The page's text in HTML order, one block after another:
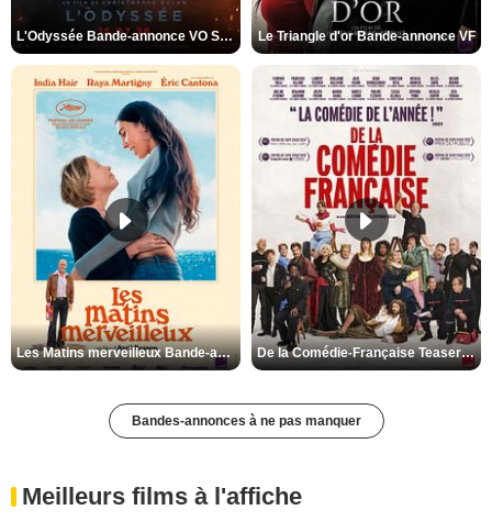
L'Odyssée Bande-annonce VO STFR Le Triangle d'or Bande-annonce VF
Les Matins merveilleux Bande-annonce VF De la Comédie-Française Teaser VF
Bandes-annonces à ne pas manquer
Meilleurs films à l'affiche